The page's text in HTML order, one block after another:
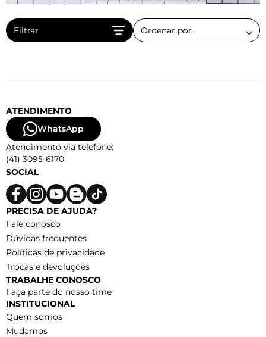
Filtrar
ATENDIMENTO
WhatsApp
Atendimento via telefone:
(41) 3095-6170
SOCIAL
PRECISA DE AJUDA?
Fale conosco
Dúvidas frequentes
Políticas de privacidade
Trocas e devoluções
TRABALHE CONOSCO
Faça parte do nosso time
INSTITUCIONAL
Quem somos
Mudamos